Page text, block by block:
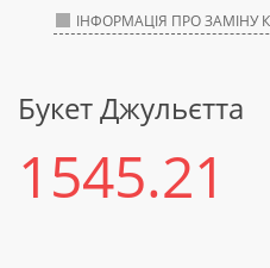
ІНФОРМАЦІЯ ПРО ЗАМІНУ
Букет Джульєтта
1545.21